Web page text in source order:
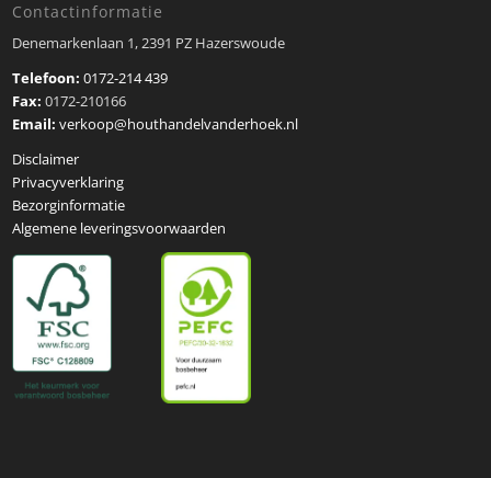
Contactinformatie
Denemarkenlaan 1, 2391 PZ Hazerswoude
Telefoon:0172-214 439
Fax:0172-210166
Email: verkoop@houthandelvanderhoek.nl
Disclaimer
Privacyverklaring
Bezorginformatie
Algemene leveringsvoorwaarden